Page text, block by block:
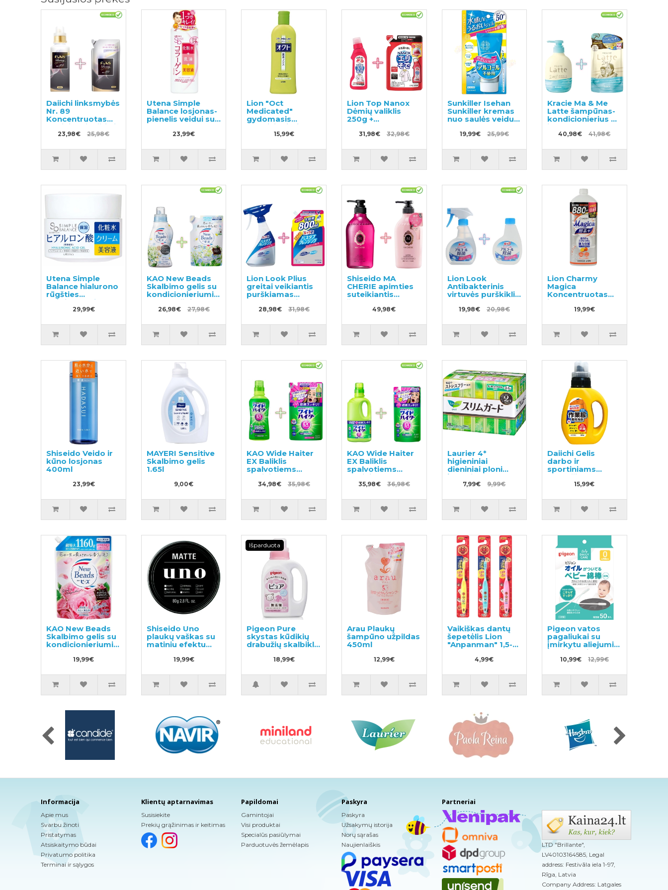
Daiichi linksmybės
Nr. 89
Koncentruotas
audinių minkštiklis
600ml +
23,98€ 25,98€
Utena Simple
Balance losjonas-
pienelis veidui su
23,99€
Lion "Oct
Medicated"
gydomasis
kondicionierius
nuo pleiskanų ir
niežėjimo 320ml
15,99€
Lion Top Nanox
Dėmių valiklis
250g +
papildymas 230g
31,98€ 32,98€
Sunkiller Isehan
Sunkiller kremas
nuo saulės veidui
19,99€ 25,99€
Kracie Ma & Me
Latte šampūnas-
kondicionierius 2
in 1 490ml
+papildymas
40,98€ 41,98€
Utena Simple
Balance hialurono
rūgšties
drėkinamasis
gelis 100g
29,99€
KAO New Beads
Skalbimo gelis su
kondicionieriumi
740g + užpildas
650g
26,98€ 27,98€
Lion Look Plius
greitai veikiantis
purškiamas
vonios valiklis
muilo kvapo
800ml
28,98€ 31,98€
Shiseido MA
CHERIE apimties
suteikiantis
šampūnas ir
plaukų
450ml
49,98€
Lion Look
Antibakterinis
virtuvės purškiklis
papildymas
19,98€ 20,98€
Lion Charmy
Magica
Koncentruotas
indų ploviklis
19,99€
Shiseido Veido ir
kūno losjonas
400ml
23,99€
MAYERI Sensitive
Skalbimo gelis
1.65l
9,00€
KAO Wide Haiter
EX Baliklis
spalvotiems
audiniams 560ml
+ užpildas 820ml
34,98€ 35,98€
KAO Wide Haiter
EX Baliklis
spalvotiems
audiniams 930ml
+ užpildas 450ml
35,98€ 36,98€
Laurier 4*
higieniniai
dieniniai ploni
įklotai su
sparneliais
7,99€ 9,99€
Daiichi Gelis
darbo ir
sportiniams
drabužiams
skalbti 800g
15,99€
KAO New Beads
Skalbimo gelis su
kondicionieriumi
užpildas 1160g
19,99€
Shiseido Uno
plaukų vaškas su
matiniu efektu
19,99€
Išparduota
Pigeon Pure
skystas kūdikių
drabužių skalbiklis
18,99€
Arau Plaukų
šampūno užpildas
450ml
12,99€
Vaikiškas dantų
šepetėlis Lion
"Anpanman" 1,5-5
4,99€
Pigeon vatos
pagaliukai su
įmirkytu aliejumi
paviršiumi 50vnt
10,99€ 12,99€
Informacija
Apie mus
Svarbu žinoti
Pristatymas
Atsiskaitymo būdai
Privatumo politika
Terminai ir sąlygos
Klientų aptarnavimas
Susisiekite
Prekių grąžinimas ir keitimas
Papildomai
Gamintojai
Visi produktai
Specialūs pasiūlymai
Parduotuvės žemėlapis
Paskyra
Paskyra
Užsakymų istorija
Norų sąrašas
Naujienlaiškis
Partneriai
LTD "Brillante",
LV40103164585, Legal
address: Festivāla iela 1-97,
Rīga, Latvia
Company Address: Latgales